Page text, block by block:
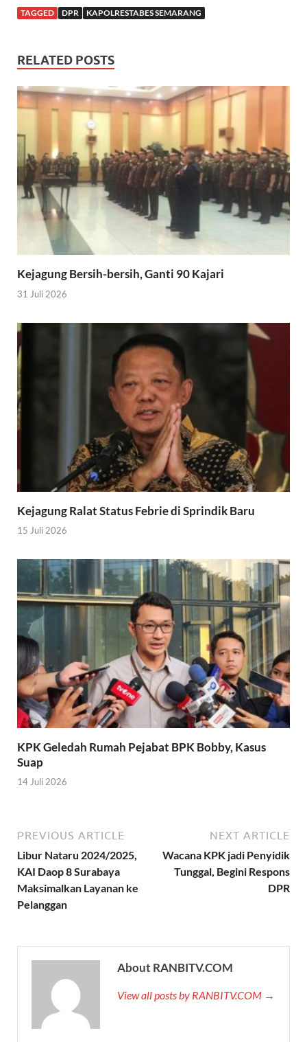
TAGGED DPR KAPOLRESTABES SEMARANG
RELATED POSTS
Kejagung Bersih-bersih, Ganti 90 Kajari
31 Juli 2026
Kejagung Ralat Status Febrie di Sprindik Baru
15 Juli 2026
KPK Geledah Rumah Pejabat BPK Bobby, Kasus
Suap
14 Juli 2026
PREVIOUS ARTICLE
Libur Nataru 2024/2025,
KAI Daop 8 Surabaya
Maksimalkan Layanan ke
Pelanggan
NEXT ARTICLE
Wacana KPK jadi Penyidik
Tunggal, Begini Respons
DPR
About RANBITV.COM
View all posts by RANBITV.COM →